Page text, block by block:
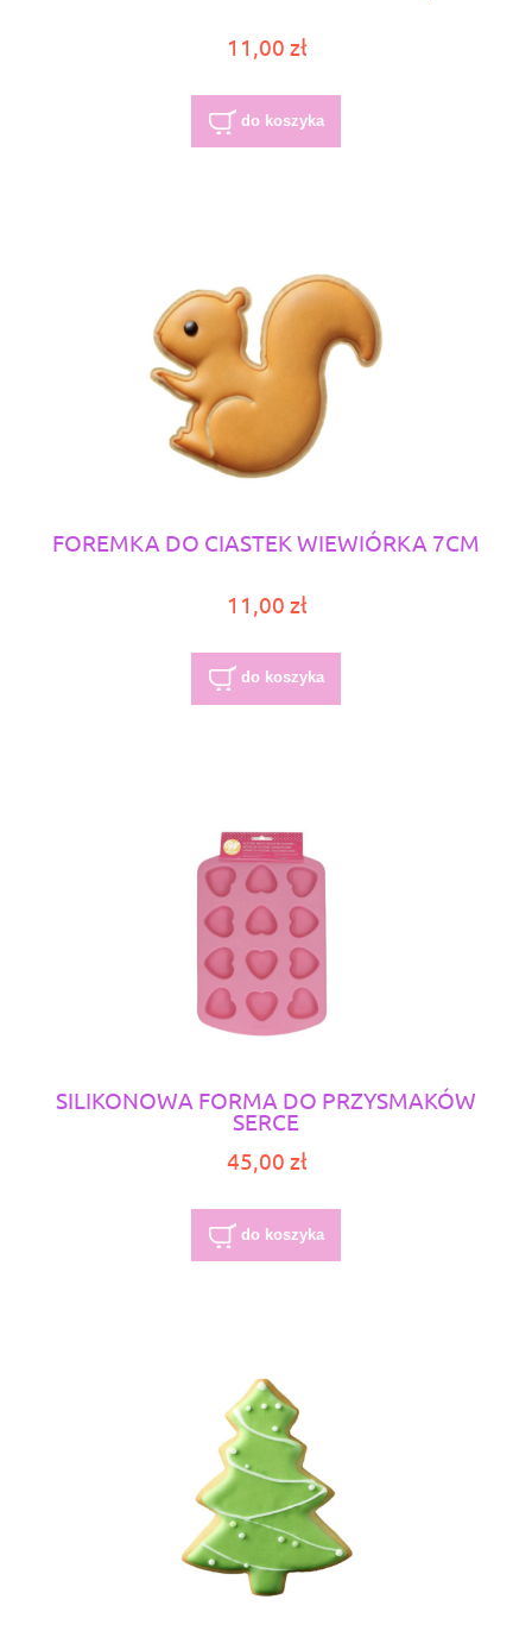
11,00 zł
do koszyka
FOREMKA DO CIASTEK WIEWIÓRKA 7CM
11,00 zł
do koszyka
SILIKONOWA FORMA DO PRZYSMAKÓW
SERCE
45,00 zł
do koszyka